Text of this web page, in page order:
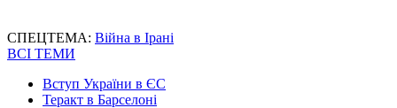
СПЕЦТЕМА: Війна в Ірані
ВСІ ТЕМИ
Вступ України в ЄС
Теракт в Барселоні